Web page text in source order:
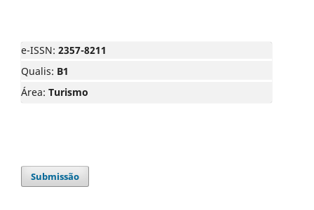
e-ISSN: 2357-8211
Qualis: B1
Área: Turismo
Submissão